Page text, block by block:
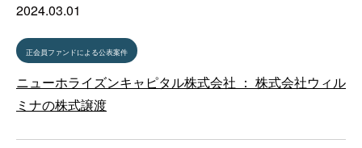
2024.03.01
正会員ファンドによる公表案件
ニューホライズンキャピタル株式会社 ： 株式会社ウィル
ミナの株式譲渡